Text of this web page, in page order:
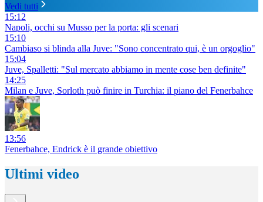
Vedi tutti
15:12
Napoli, occhi su Musso per la porta: gli scenari
15:10
Cambiaso si blinda alla Juve: "Sono concentrato qui, è un orgoglio"
15:04
Juve, Spalletti: "Sul mercato abbiamo in mente cose ben definite"
14:25
Milan e Juve, Sorloth può finire in Turchia: il piano del Fenerbahce
13:56
Fenerbahce, Endrick è il grande obiettivo
Ultimi video